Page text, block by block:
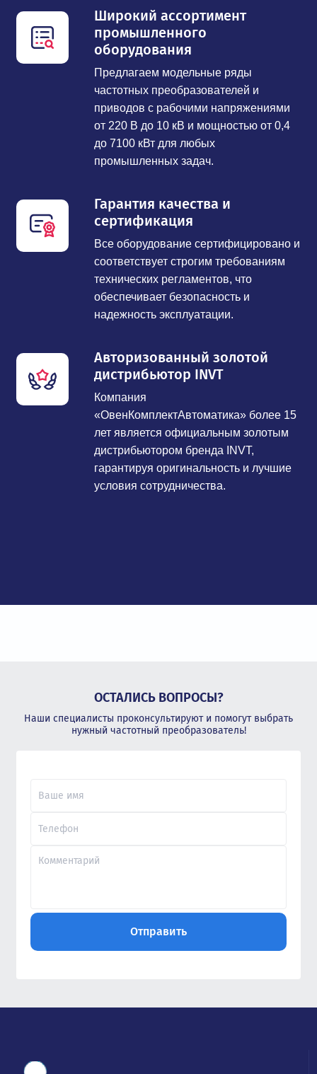
Широкий ассортимент
промышленного
оборудования
Предлагаем модельные ряды
частотных преобразователей и
приводов с рабочими напряжениями
от 220 В до 10 кВ и мощностью от 0,4
до 7100 кВт для любых
промышленных задач.
Гарантия качества и
сертификация
Все оборудование сертифицировано и
соответствует строгим требованиям
технических регламентов, что
обеспечивает безопасность и
надежность эксплуатации.
Авторизованный золотой
дистрибьютор INVT
Компания
«ОвенКомплектАвтоматика» более 15
лет является официальным золотым
дистрибьютором бренда INVT,
гарантируя оригинальность и лучшие
условия сотрудничества.
ОСТАЛИСЬ ВОПРОСЫ?
Наши специалисты проконсультируют и помогут выбрать
нужный частотный преобразователь!